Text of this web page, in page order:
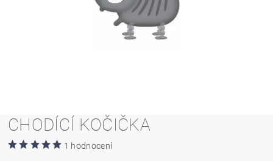
CHODÍCÍ KOČIČKA
1 hodnocení